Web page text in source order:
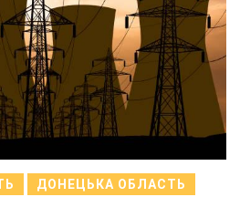
ДОНЕЦЬКА ОБЛАСТЬ